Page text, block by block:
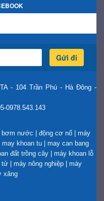
Gửi đi
- 104 Trần Phú - Hà Đông -
0978.543.143
bơm nước | động cơ nổ | máy
may khoan tu | may can bang
đất trồng cây | máy khoan lỗ
tử | máy nông nghiệp | máy
xăng